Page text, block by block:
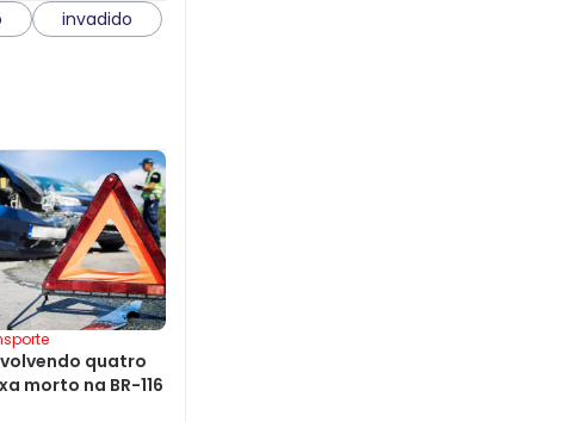
invadido
quatro
morto na BR-116